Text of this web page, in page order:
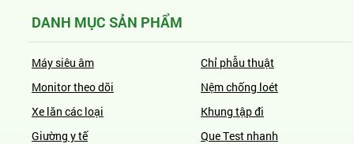
DANH MỤC SẢN PHẨM
Máy siêu âm
Monitor theo dõi
Xe lăn các loại
Giường y tế
Chỉ phẫu thuật
Nệm chống loét
Khung tập đi
Que Test nhanh